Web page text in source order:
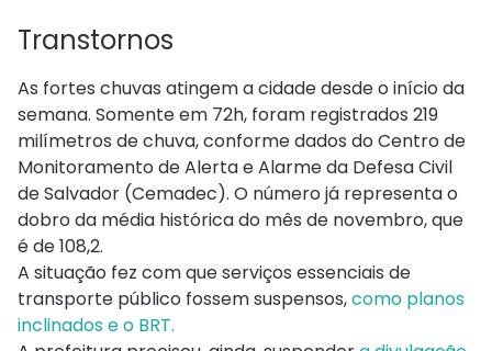
Transtornos
As fortes chuvas atingem a cidade desde o início da
semana. Somente em 72h, foram registrados 219
milímetros de chuva, conforme dados do Centro de
Monitoramento de Alerta e Alarme da Defesa Civil
de Salvador (Cemadec). O número já representa o
dobro da média histórica do mês de novembro, que
é de 108,2.
A situação fez com que serviços essenciais de
transporte público fossem suspensos,como planos
inclinados e o BRT.